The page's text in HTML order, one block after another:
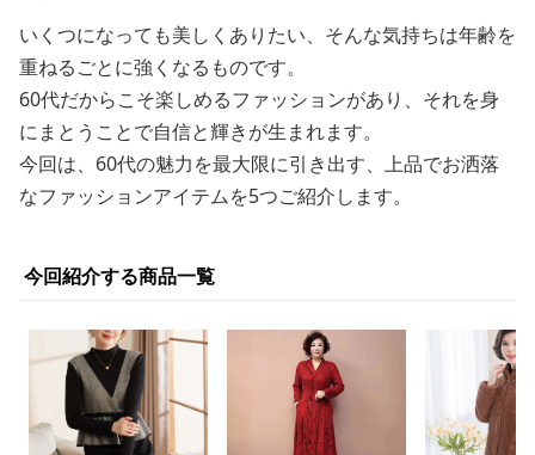
いくつになっても美しくありたい、そんな気持ちは年齢を
重ねるごとに強くなるものです。
60代だからこそ楽しめるファッションがあり、それを身
にまとうことで自信と輝きが生まれます。
今回は、60代の魅力を最大限に引き出す、上品でお洒落
なファッションアイテムを5つご紹介します。
今回紹介する商品一覧